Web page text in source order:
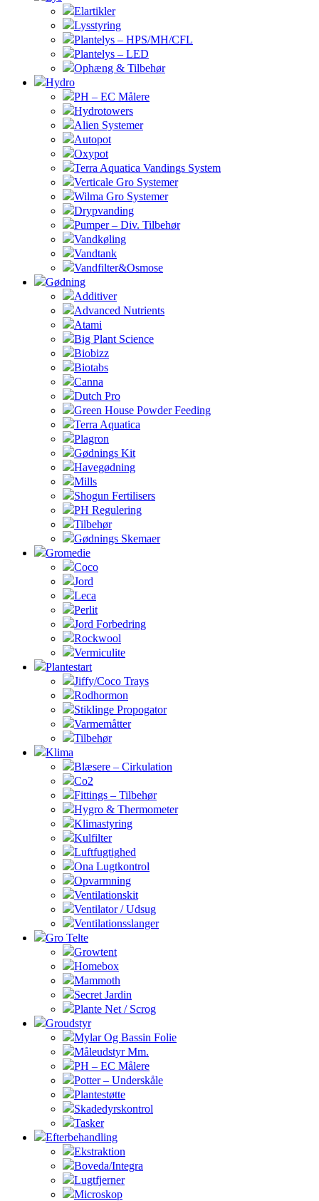
Elartikler
Lysstyring
Plantelys – HPS/MH/CFL
Plantelys – LED
Ophæng & Tilbehør
Hydro
PH – EC Målere
Hydrotowers
Alien Systemer
Autopot
Oxypot
Terra Aquatica Vandings System
Verticale Gro Systemer
Wilma Gro Systemer
Drypvanding
Pumper – Div. Tilbehør
Vandkøling
Vandtank
Vandfilter&Osmose
Gødning
Additiver
Advanced Nutrients
Atami
Big Plant Science
Biobizz
Biotabs
Canna
Dutch Pro
Green House Powder Feeding
Terra Aquatica
Plagron
Gødnings Kit
Havegødning
Mills
Shogun Fertilisers
PH Regulering
Tilbehør
Gødnings Skemaer
Gromedie
Coco
Jord
Leca
Perlit
Jord Forbedring
Rockwool
Vermiculite
Plantestart
Jiffy/Coco Trays
Rodhormon
Stiklinge Propogator
Varmemåtter
Tilbehør
Klima
Blæsere – Cirkulation
Co2
Fittings – Tilbehør
Hygro & Thermometer
Klimastyring
Kulfilter
Luftfugtighed
Ona Lugtkontrol
Opvarmning
Ventilationskit
Ventilator / Udsug
Ventilationsslanger
Gro Telte
Growtent
Homebox
Mammoth
Secret Jardin
Plante Net / Scrog
Groudstyr
Mylar Og Bassin Folie
Måleudstyr Mm.
PH – EC Målere
Potter – Underskåle
Plantestøtte
Skadedyrskontrol
Tasker
Efterbehandling
Ekstraktion
Boveda/Integra
Lugtfjerner
Microskop